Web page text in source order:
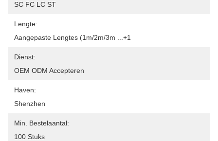
SC FC LC ST
Lengte:
Aangepaste Lengtes (1m/2m/3m ...+1
Dienst:
OEM ODM Accepteren
Haven:
Shenzhen
Min. Bestelaantal:
100 Stuks